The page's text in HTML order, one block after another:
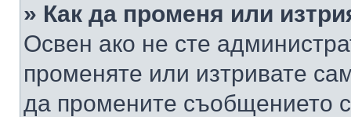
» Как да променя или
Освен ако не сте
променяте или изтривате
да промените съобщението